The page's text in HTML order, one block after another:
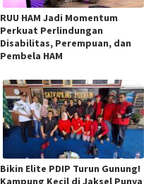
RUU HAM Jadi Momentum
Perkuat Perlindungan
Disabilitas, Perempuan, dan
Pembela HAM
Bikin Elite PDIP Turun Gunung!
Kampung Kecil di Jaksel Punya